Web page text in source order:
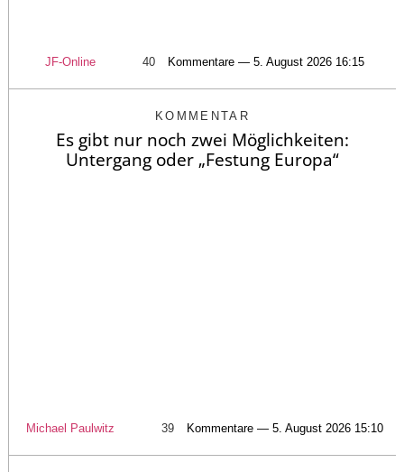
JF-Online 40 Kommentare — 5. August 2026 16:15
KOMMENTAR
Es gibt nur noch zwei Möglichkeiten:
Untergang oder „Festung Europa“
Michael Paulwitz 39 Kommentare — 5. August 2026 15:10